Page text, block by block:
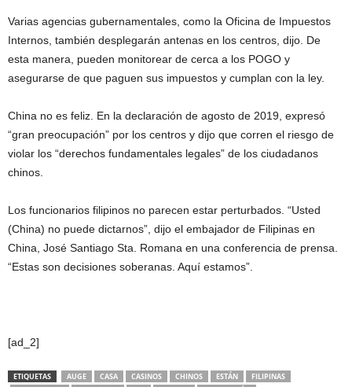
Varias agencias gubernamentales, como la Oficina de Impuestos
Internos, también desplegarán antenas en los centros, dijo. De
esta manera, pueden monitorear de cerca a los POGO y
asegurarse de que paguen sus impuestos y cumplan con la ley.
China no es feliz. En la declaración de agosto de 2019, expresó
“gran preocupación” por los centros y dijo que corren el riesgo de
violar los “derechos fundamentales legales” de los ciudadanos
chinos.
Los funcionarios filipinos no parecen estar perturbados. “Usted
(China) no puede dictarnos”, dijo el embajador de Filipinas en
China, José Santiago Sta. Romana en una conferencia de prensa.
“Estas son decisiones soberanas. Aquí estamos”.
[ad_2]
ETIQUETAS AUGE CASA CASINOS CHINOS ESTÁN
FILIPINAS